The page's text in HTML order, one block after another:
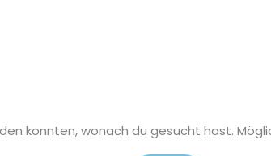
konnten, wonach du gesucht hast.